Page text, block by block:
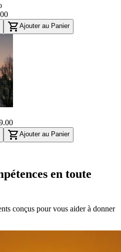
shopping_cart Ajouter au Panier
shopping_cart Ajouter au Panier
en toute
conçus pour vous aider à donner